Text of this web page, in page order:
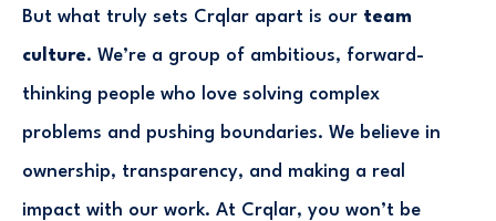
But what truly sets Crqlar apart is our team
culture. We’re a group of ambitious, forward-
thinking people who love solving complex
problems and pushing boundaries. We believe in
ownership, transparency, and making a real
impact with our work. At Crqlar, you won’t be